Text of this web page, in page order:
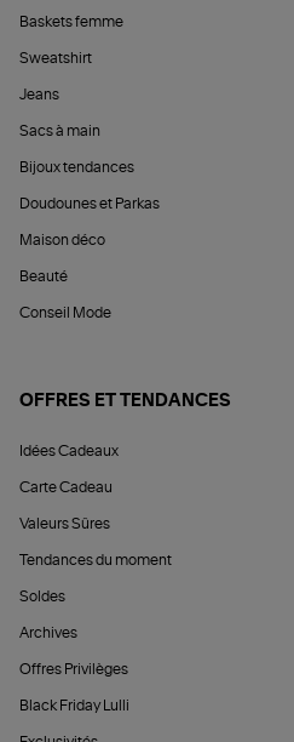
Baskets femme
Sweatshirt
Jeans
Sacs à main
Bijoux tendances
Doudounes et Parkas
Maison déco
Beauté
Conseil Mode
OFFRES ET TENDANCES
Idées Cadeaux
Carte Cadeau
Valeurs Sûres
Tendances du moment
Soldes
Archives
Offres Privilèges
Black Friday Lulli